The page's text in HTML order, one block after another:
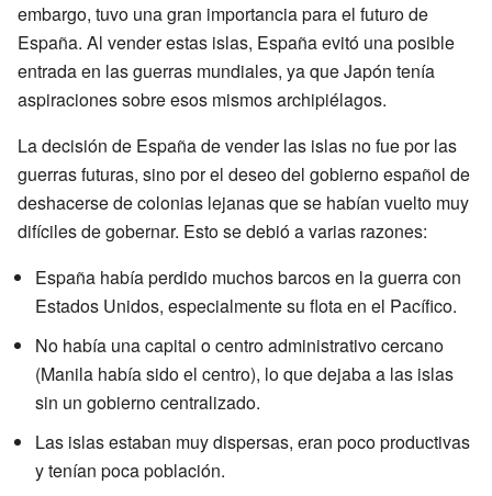
embargo, tuvo una gran importancia para el futuro de
España. Al vender estas islas, España evitó una posible
entrada en las guerras mundiales, ya que Japón tenía
aspiraciones sobre esos mismos archipiélagos.
La decisión de España de vender las islas no fue por las
guerras futuras, sino por el deseo del gobierno español de
deshacerse de colonias lejanas que se habían vuelto muy
difíciles de gobernar. Esto se debió a varias razones:
España había perdido muchos barcos en la guerra con
Estados Unidos, especialmente su flota en el Pacífico.
No había una capital o centro administrativo cercano
(Manila había sido el centro), lo que dejaba a las islas
sin un gobierno centralizado.
Las islas estaban muy dispersas, eran poco productivas
y tenían poca población.